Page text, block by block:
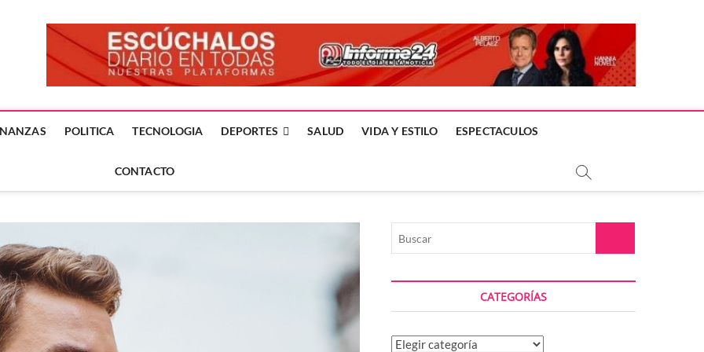
DÍA EN LA NOTICIA
POLITICA TECNOLOGIA DEPORTES SALUD VIDA Y ESTILO ESPECTACULOS
CONTACTO
CATEGORÍAS
Categorías